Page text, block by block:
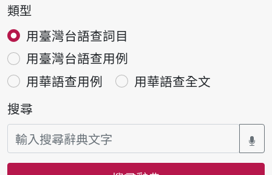
類型
用臺灣台語查詞目
用臺灣台語查用例
用華語查用例
用華語查全文
搜尋